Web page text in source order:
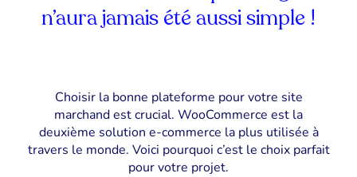
n’aura jamais été aussi simple !
Choisir la bonne plateforme pour votre site
marchand est crucial. WooCommerce est la
deuxième solution e-commerce la plus utilisée à
travers le monde. Voici pourquoi c’est le choix parfait
pour votre projet.